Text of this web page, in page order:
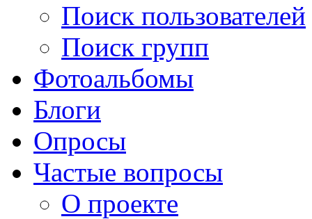
Поиск пользователей
Поиск групп
Фотоальбомы
Блоги
Опросы
Частые вопросы
О проекте